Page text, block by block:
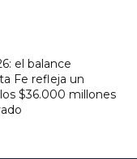
el balance
Fe refleja un
$36.000 millones